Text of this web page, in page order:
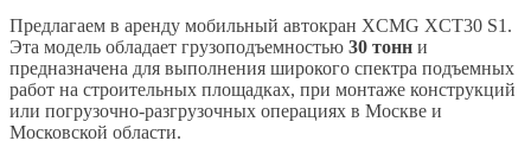
Предлагаем в аренду мобильный автокран XCMG XCT30 S1.
Эта модель обладает грузоподъемностью 30 тонн и
предназначена для выполнения широкого спектра подъемных
работ на строительных площадках, при монтаже конструкций
или погрузочно-разгрузочных операциях в Москве и
Московской области.